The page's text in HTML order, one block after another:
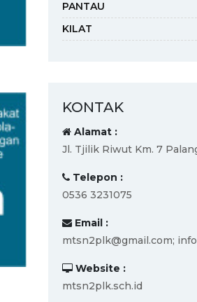
PANTAU
KILAT
KONTAK
Alamat :
Jl. Tjilik Riwut Km. 7
Telepon :
0536 3231075
Email :
mtsn2plk@gmail.com;
Website :
mtsn2plk.sch.id